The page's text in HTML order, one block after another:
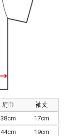
肩巾
袖丈
38cm
17cm
44cm
19cm